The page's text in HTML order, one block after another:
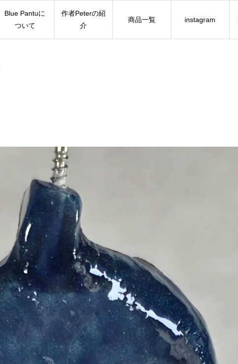
Blue Pantuに
ついて
作者Peterの紹
介
商品一覧 instagram